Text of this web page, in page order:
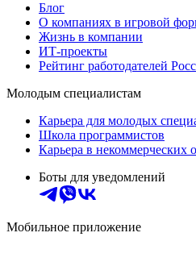
Блог
О компаниях в игровой
Жизнь в компании
ИТ-проекты
Рейтинг работодателей
Молодым специалистам
Карьера для молодых
Школа программистов
Карьера в некоммерческих
Боты для уведомлений
Мобильное приложение